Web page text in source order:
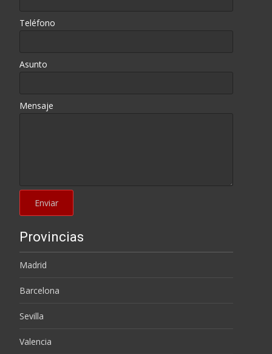
Teléfono
Asunto
Mensaje
Provincias
Madrid
Barcelona
Sevilla
Valencia